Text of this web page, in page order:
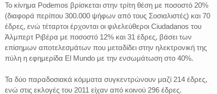
Το κίνημα Podemos βρίσκεται στην τρίτη θέση με ποσοστό 20%
(διαφορά περίπου 300.000 ψήφων από τους Σοσιαλιστές) και 70
έδρες, ενώ τέταρτοι έρχονται οι φιλελεύθεροι Ciudadanos του
Άλμπερτ Ριβέρα με ποσοστό 12% και 31 έδρες, βάσει των
επίσημων αποτελεσμάτων που μεταδίδει στην ηλεκτρονική της
πύλη η εφημερίδα El Mundo με την ενσωμάτωση στο 40%.
Τα δύο παραδοσιακά κόμματα συγκεντρώνουν μαζί 214 έδρες,
ενώ στις εκλογές του 2011 είχαν από κοινού 296 έδρες.